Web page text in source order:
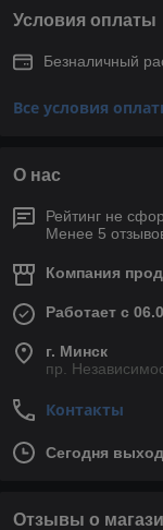
Условия оплаты
Безналичный
Все условия
О нас
Рейтинг не
Менее 5
Компания
Работает с
г. Минск
пр.
Контакты
Сегодня
Отзывы о